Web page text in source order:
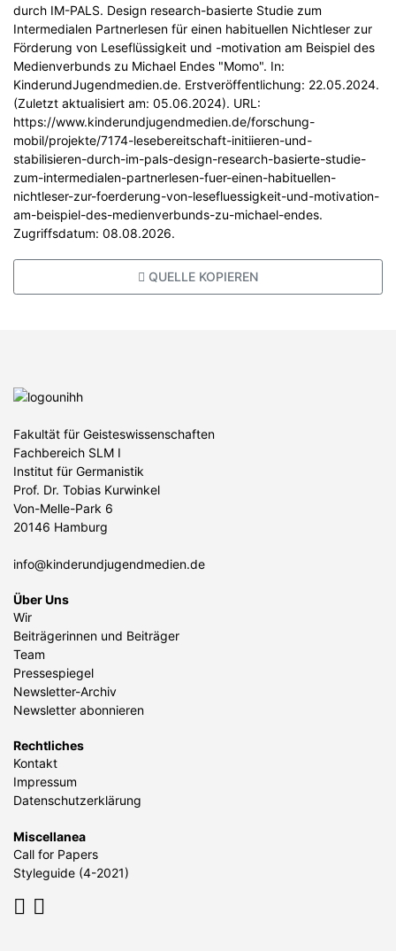
durch IM-PALS. Design research-basierte Studie zum
Intermedialen Partnerlesen für einen habituellen Nichtleser zur
Förderung von Leseflüssigkeit und -motivation am Beispiel des
Medienverbunds zu Michael Endes "Momo". In:
KinderundJugendmedien.de. Erstveröffentlichung: 22.05.2024.
(Zuletzt aktualisiert am: 05.06.2024). URL:
https://www.kinderundjugendmedien.de/forschung-
mobil/projekte/7174-lesebereitschaft-initiieren-und-
stabilisieren-durch-im-pals-design-research-basierte-studie-
zum-intermedialen-partnerlesen-fuer-einen-habituellen-
nichtleser-zur-foerderung-von-lesefluessigkeit-und-motivation-
am-beispiel-des-medienverbunds-zu-michael-endes.
Zugriffsdatum: 08.08.2026.
QUELLE KOPIEREN
Fakultät für Geisteswissenschaften
Fachbereich SLM I
Institut für Germanistik
Prof. Dr. Tobias Kurwinkel
Von-Melle-Park 6
20146 Hamburg
info@kinderundjugendmedien.de
Über Uns
Wir
Beiträgerinnen und Beiträger
Team
Pressespiegel
Newsletter-Archiv
Newsletter abonnieren
Rechtliches
Kontakt
Impressum
Datenschutzerklärung
Miscellanea
Call for Papers
Styleguide (4-2021)